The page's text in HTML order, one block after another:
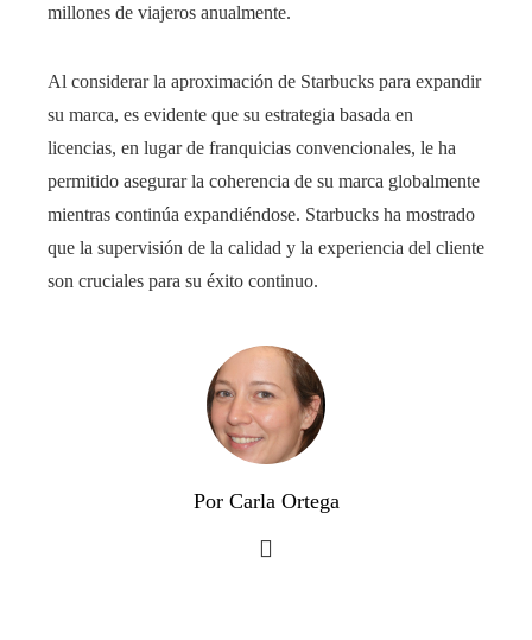
millones de viajeros anualmente.
Al considerar la aproximación de Starbucks para expandir
su marca, es evidente que su estrategia basada en
licencias, en lugar de franquicias convencionales, le ha
permitido asegurar la coherencia de su marca globalmente
mientras continúa expandiéndose. Starbucks ha mostrado
que la supervisión de la calidad y la experiencia del cliente
son cruciales para su éxito continuo.
Por Carla Ortega